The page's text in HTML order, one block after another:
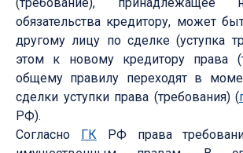
обязательства кредитору, может
другому лицу по сделке (уступка
этом к новому кредитору права
общему правилу переходят в
сделки уступки права (требования) (
РФ).
Согласно ГК РФ права